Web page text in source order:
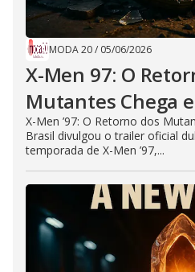
MODA 20/ 05/06/2026
X-Men 97: O
Mutantes Chega
X-Men ’97: O Retorno dos
Brasil divulgou o trailer oficial
temporada de X-Men ’97,...